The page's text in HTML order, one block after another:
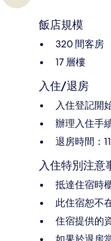
飯店規模
320 間客房
17 層樓
入住/退房
入住登記開
辦理入住手
退房時間：
入住特別注意
抵達住宿時
此住宿恕不
住宿提供的